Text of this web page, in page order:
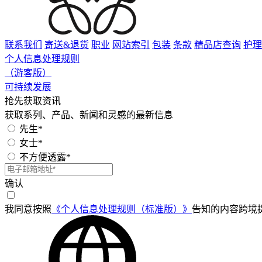
联系我们 寄送&退货 职业 网站索引 包装 条款 精品店查询 护
个人信息处理规则
（游客版）
可持续发展
抢先获取资讯
获取系列、产品、新闻和灵感的最新信息
先生*
女士*
不方便透露*
确认
我同意按照 《个人信息处理规则（标准版）》 告知的内容跨境